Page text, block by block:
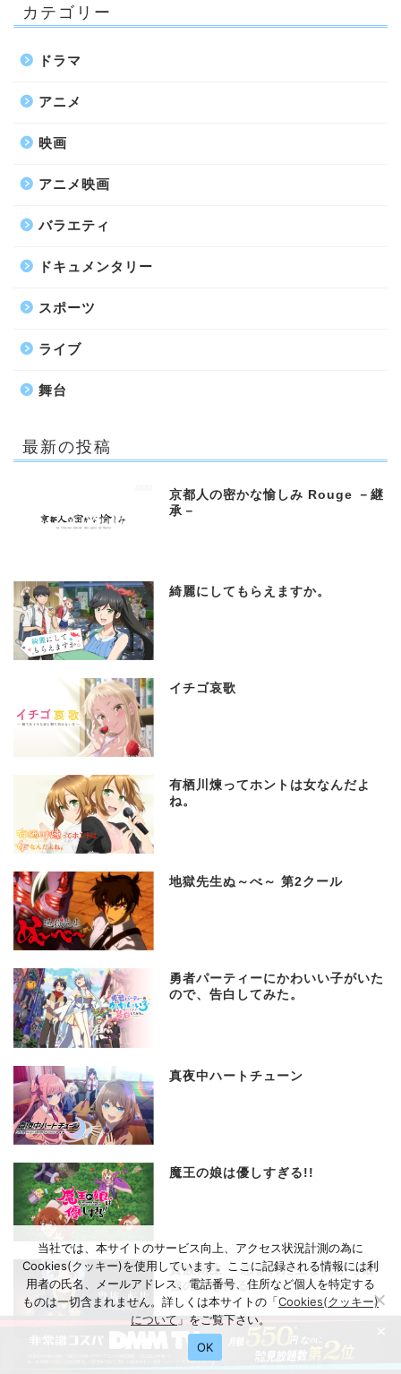
カテゴリー
ドラマ
アニメ
映画
アニメ映画
バラエティ
ドキュメンタリー
スポーツ
ライブ
舞台
最新の投稿
京都人の密かな愉しみ Rouge －継
承－
綺麗にしてもらえますか。
イチゴ哀歌
有栖川煉ってホントは女なんだよ
ね。
地獄先生ぬ～べ～ 第2クール
勇者パーティーにかわいい子がいた
ので、告白してみた。
真夜中ハートチューン
魔王の娘は優しすぎる!!
貴族転生 ～恵まれた生まれから最
強の力を得る～
29歳独身中堅冒険者の日常
当社では、本サイトのサービス向上、アクセス状況計測の為に
Cookies(クッキー)を使用しています。ここに記録される情報には利
用者の氏名、メールアドレス、電話番号、住所など個人を特定する
ものは一切含まれません。詳しくは本サイトの「Cookies(クッキー)
について 」をご覧下さい。
OK